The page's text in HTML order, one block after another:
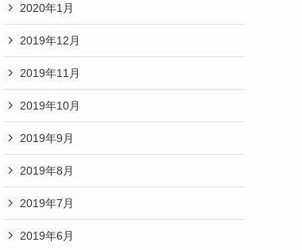
2020年1月
2019年12月
2019年11月
2019年10月
2019年9月
2019年8月
2019年7月
2019年6月